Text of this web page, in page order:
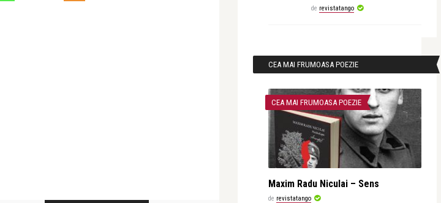
de revistatango
CEA MAI FRUMOASA POEZIE
CEA MAI FRUMOASA POEZIE
Maxim Radu Niculai – Sens
de revistatango